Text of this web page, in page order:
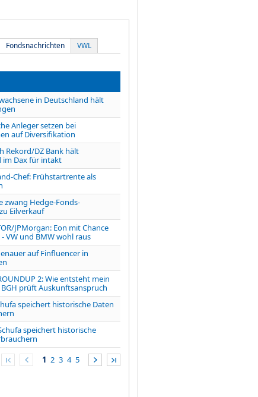
Fondsnachrichten VWL
in Deutschland hält
Anleger setzen bei
auf Diversifikation
Rekord/DZ Bank hält
Dax für intakt
Chef: Frühstartrente als
zwang Hedge-Fonds-
Eilverkauf
JPMorgan: Eon mit Chance
VW und BMW wohl raus
auf Finfluencer in
2: Wie entsteht mein
BGH prüft Auskunftsanspruch
speichert historische Daten
speichert historische
1 2 3 4 5